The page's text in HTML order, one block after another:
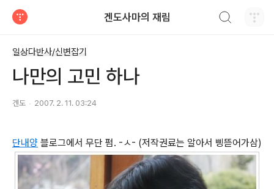
겐도사마의 재림
일상다반사/신변잡기
나만의 고민 하나
겐도 2007. 2. 11. 03:24
단내양 블로그에서 무단 펌. -ㅅ- (저작권료는 알아서 삥뜯어가삼)